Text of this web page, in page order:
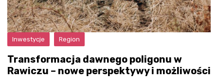
Inwestycje Region
Transformacja dawnego poligonu w
Rawiczu – nowe perspektywy i możliwości